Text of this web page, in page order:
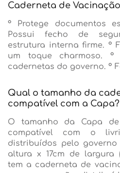
Caderneta de
° Protege documentos
Possui fecho de
estrutura interna firme. °
um toque charmoso. °
cadernetas do governo. °
Qual o tamanho da
compatível com a Capa?
O tamanho da Capa
compatível com o
distribuídos pelo governo
altura x 17cm de largura
tem a caderneta de